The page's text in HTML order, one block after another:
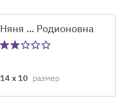
Няня ... Родионовна
14 x 10 размер